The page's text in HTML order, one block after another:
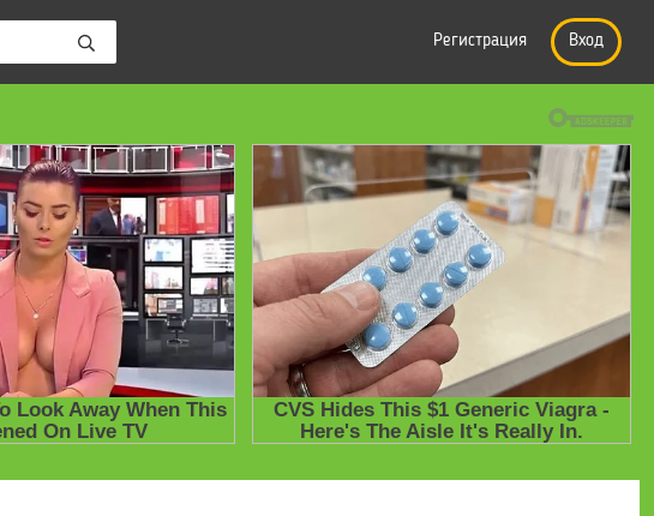
Регистрация Вход